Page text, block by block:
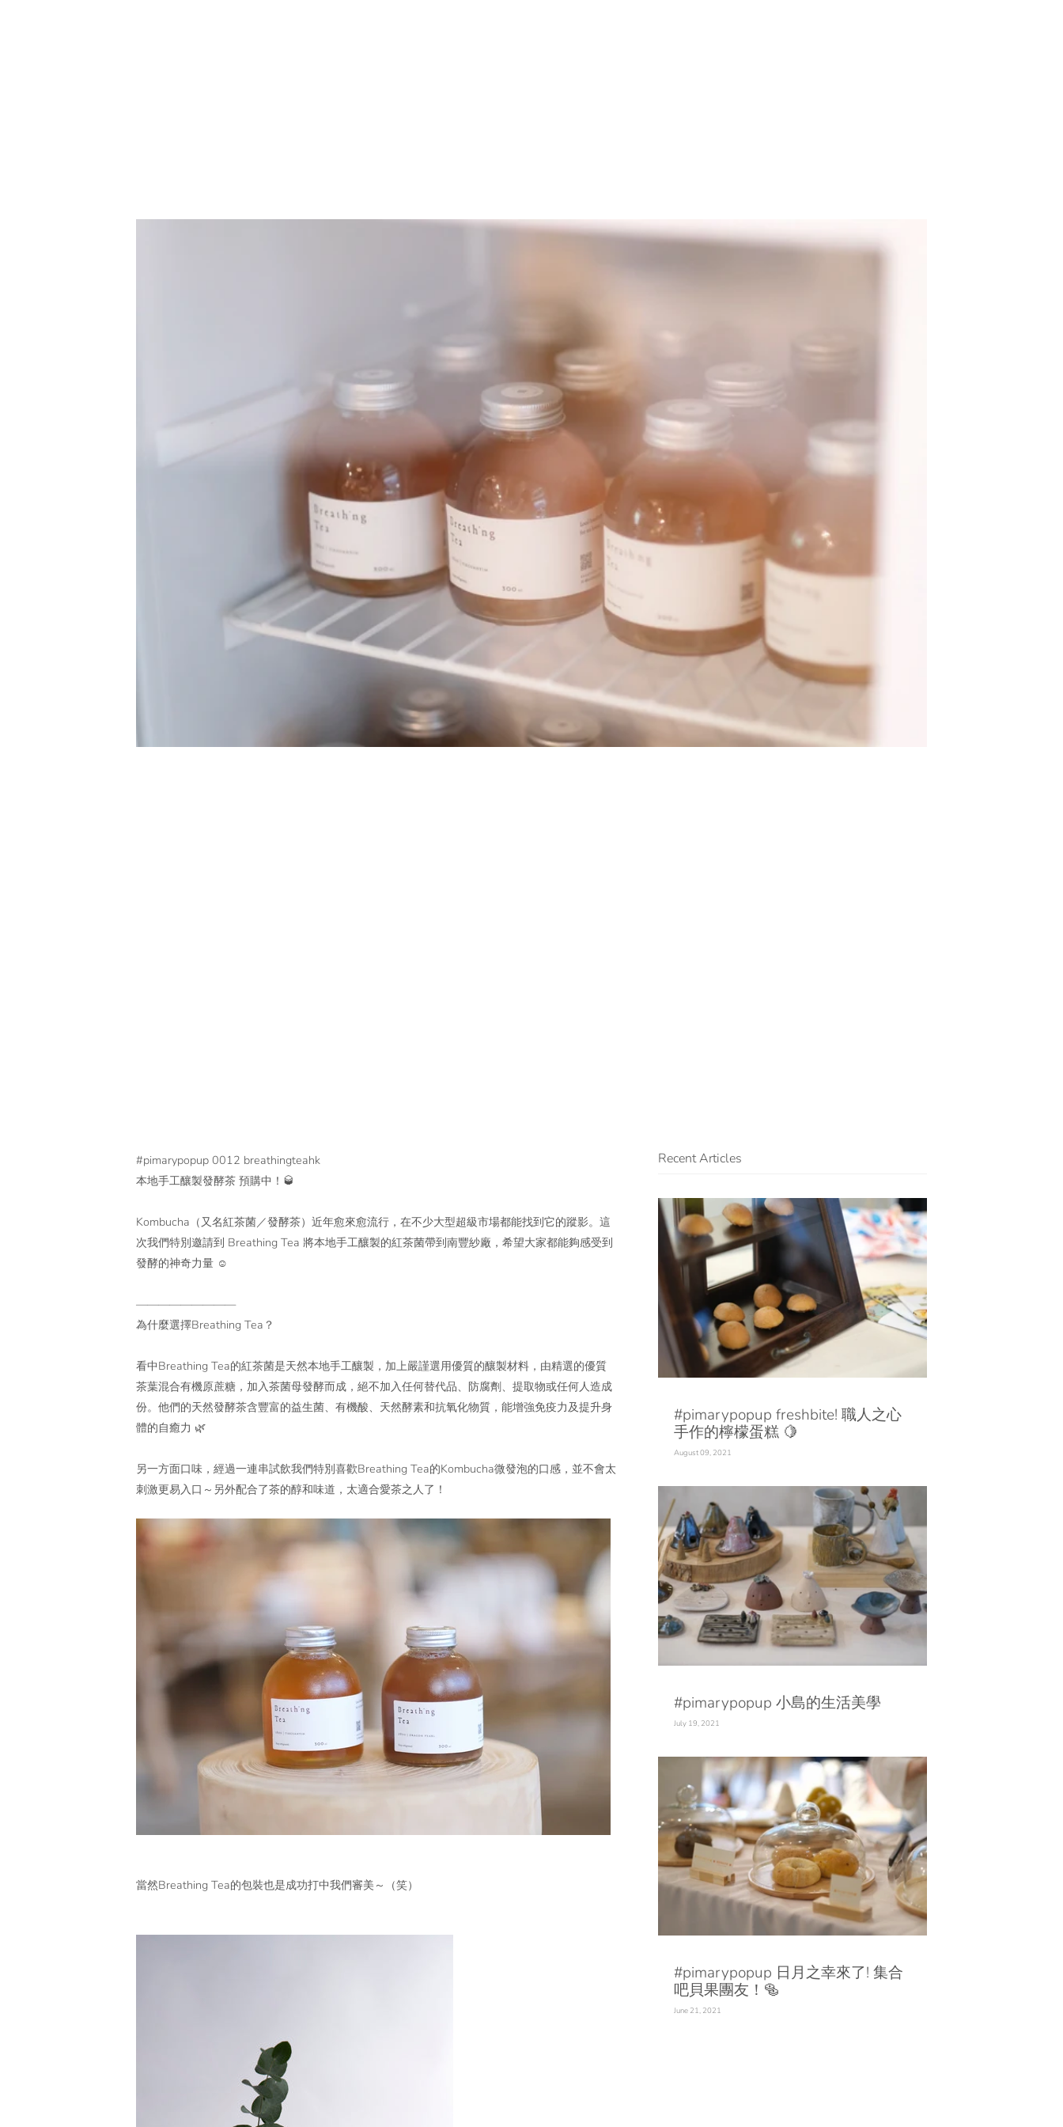
#pimarypopup 0012 breathingteahk
本地手工釀製發酵茶 預購中！🥃
Kombucha（又名紅茶菌／發酵茶）近年愈來愈流行，在不少大型超級市場都能找到它的蹤影。這
次我們特別邀請到 Breathing Tea 將本地手工釀製的紅茶菌帶到南豐紗廠，希望大家都能夠感受到
發酵的神奇力量 ☺️
—————————
為什麼選擇Breathing Tea？
看中Breathing Tea的紅茶菌是天然本地手工釀製，加上嚴謹選用優質的釀製材料，由精選的優質
茶葉混合有機原蔗糖，加入茶菌母發酵而成， 絕不加入任何替代品、防腐劑、提取物或任何人造成
份。他們的天然發酵茶含豐富的益生菌、有機酸、天然酵素和抗氧化物質，能增強免疫力及提升身
體的自癒力 🌿
另一方面口味，經過一連串試飲我們特別喜歡Breathing Tea的Kombucha微發泡的口感，並不會太
刺激更易入口～另外配合了茶的醇和味道，太適合愛茶之人了！
當然Breathing Tea的包裝也是成功打中我們審美～（笑）
Recent Articles
#pimarypopup freshbite! 職人之心
手作的檸檬蛋糕 🍋
August 09, 2021
#pimarypopup 小島的生活美學
July 19, 2021
#pimarypopup 日月之幸來了! 集合
吧貝果團友！🥯
June 21, 2021